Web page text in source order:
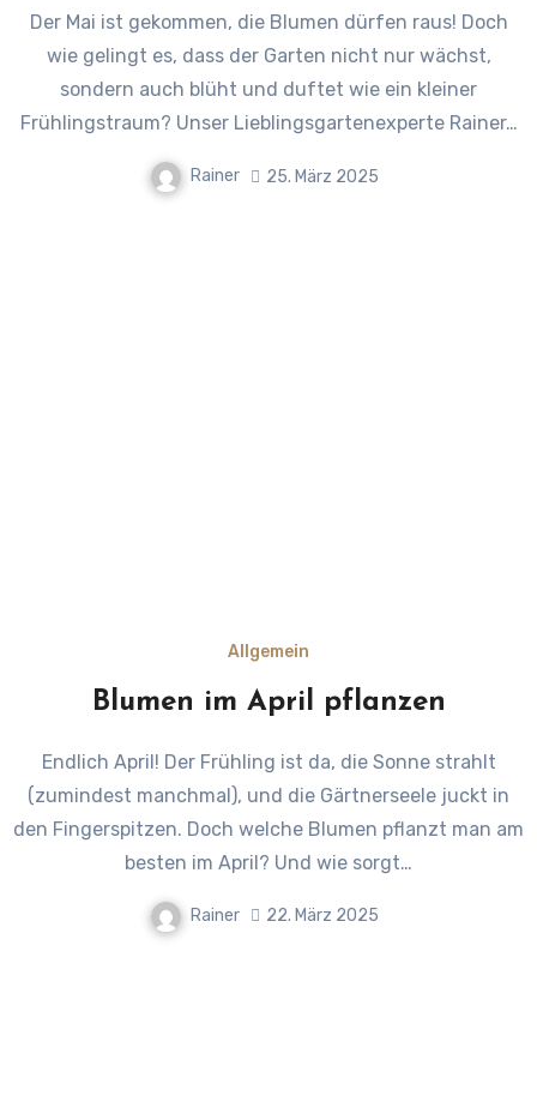
Der Mai ist gekommen, die Blumen dürfen raus! Doch
wie gelingt es, dass der Garten nicht nur wächst,
sondern auch blüht und duftet wie ein kleiner
Frühlingstraum? Unser Lieblingsgartenexperte Rainer…
Rainer 25. März 2025
Allgemein
Blumen im April pflanzen
Endlich April! Der Frühling ist da, die Sonne strahlt
(zumindest manchmal), und die Gärtnerseele juckt in
den Fingerspitzen. Doch welche Blumen pflanzt man am
besten im April? Und wie sorgt…
Rainer 22. März 2025